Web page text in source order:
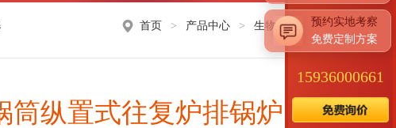
首页 > 产品中心 > 生物质锅炉
筒纵置式往复炉排锅炉
预约实地考察
免费定制方案
15936000661